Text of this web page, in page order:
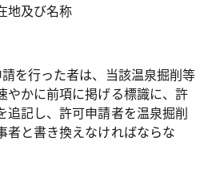
地及び名称
を行った者は、当該温泉掘削等
やかに前項に掲げる標識に、許
追記し、許可申請者を温泉掘削
者と書き換えなければならな